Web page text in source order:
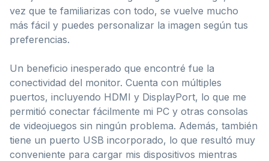
vez que te familiarizas con todo, se vuelve mucho
más fácil y puedes personalizar la imagen según tus
preferencias.
Un beneficio inesperado que encontré fue la
conectividad del monitor. Cuenta con múltiples
puertos, incluyendo HDMI y DisplayPort, lo que me
permitió conectar fácilmente mi PC y otras consolas
de videojuegos sin ningún problema. Además, también
tiene un puerto USB incorporado, lo que resultó muy
conveniente para cargar mis dispositivos mientras